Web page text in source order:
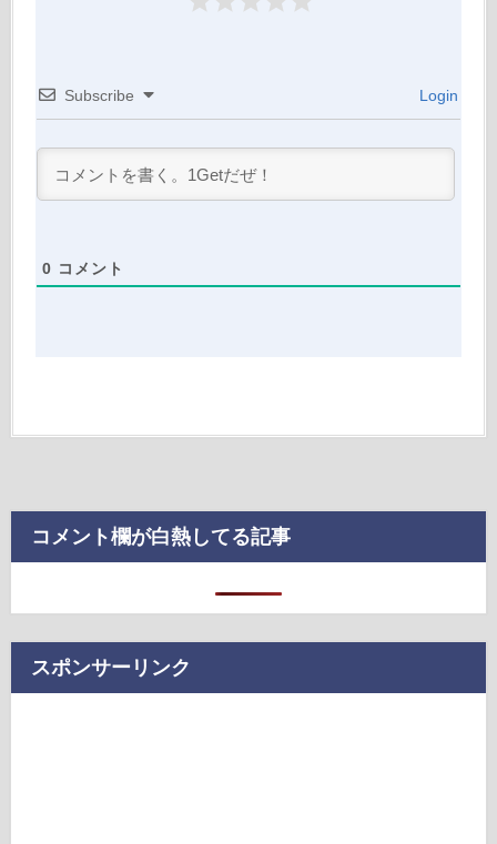
Subscribe Login
0 コメント
コメント欄が白熱してる記事
スポンサーリンク